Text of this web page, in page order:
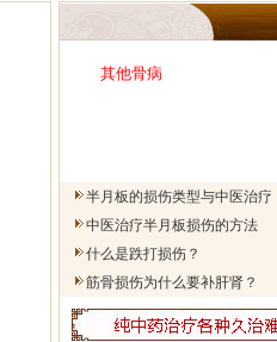
其他骨病
半月板的损伤类型与中医治疗
中医治疗半月板损伤的方法
什么是跌打损伤？
筋骨损伤为什么要补肝肾？